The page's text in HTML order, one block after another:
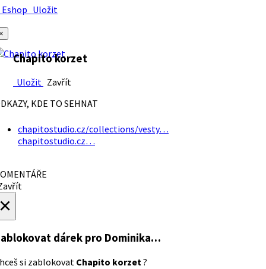
Uložit
Chapito korzet
Uložit Zavřít
KDE TO SEHNAT
chapitostudio.cz/collections/vesty…
chapitostudio.cz…
dárek pro Dominika…
si zablokovat Chapito korzet?